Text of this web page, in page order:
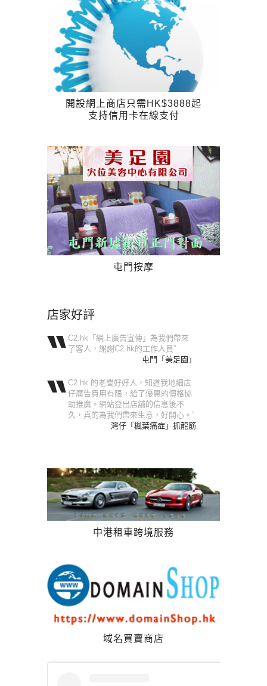
開設網上商店只需HK$3888起
支持信用卡在線支付
屯門按摩
店家好評
C2.hk「網上廣告宣傳」為我們帶來
了客人，謝謝C2.hk的工作人員”
屯門「美足園」
C2.hk 的老闆好好人，知道我地細店
仔廣告費用有限，給了優惠的價格協
助推廣。網站登出店舖的信息後不
久，真的為我們帶來生意，好開心。”
灣仔「楓葉痛症」抓龍筋
中港租車跨境服務
域名買賣商店